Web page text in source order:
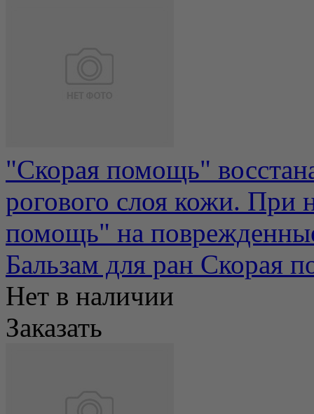
"Скорая помощь"
рогового слоя кожи. При
помощь" на
Бальзам для ран Скорая
Нет в наличии
Заказать